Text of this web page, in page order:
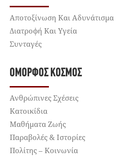
Αποτοξίνωση Και Αδυνάτισμα
Διατροφή Και Υγεία
Συνταγές
ΌΜΟΡΦΟΣ ΚΌΣΜΟΣ
Ανθρώπινες Σχέσεις
Κατοικίδια
Μαθήματα Ζωής
Παραβολές & Ιστορίες
Πολίτης – Κοινωνία